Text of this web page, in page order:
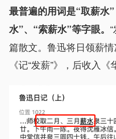
最普遍的用词是“取薪水
水”、“索薪水”等字眼。
篇散文。鲁迅将日领薪
《记“发薪”》，后收入《